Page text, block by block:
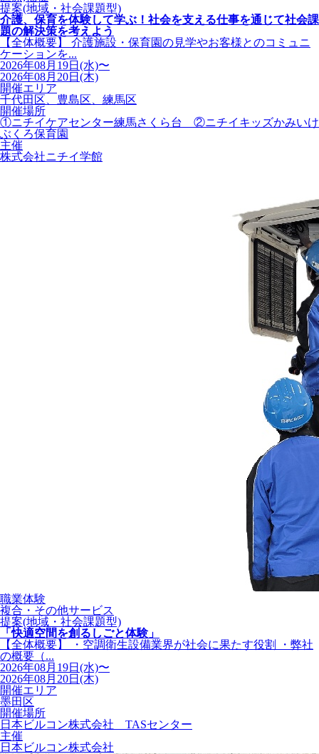
提案(地域・社会課題型)
介護、保育を体験して学ぶ！社会を支える仕事を通じて社会課
題の解決策を考えよう
【全体概要】 介護施設・保育園の見学やお客様とのコミュニ
ケーションを...
2026年08月19日(水)〜
2026年08月20日(木)
開催エリア
千代田区、豊島区、練馬区
開催場所
①ニチイケアセンター練馬さくら台 ②ニチイキッズかみいけ
ぶくろ保育園
主催
株式会社ニチイ学館
職業体験
複合・その他サービス
提案(地域・社会課題型)
「快適空間を創るしごと体験」
【全体概要】 ・空調衛生設備業界が社会に果たす役割 ・弊社
の概要（...
2026年08月19日(水)〜
2026年08月20日(木)
開催エリア
墨田区
開催場所
日本ビルコン株式会社 TASセンター
主催
日本ビルコン株式会社